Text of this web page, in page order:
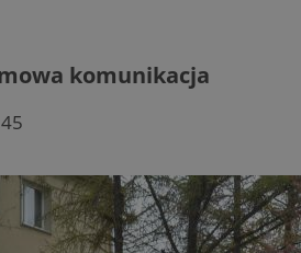
komunikacja